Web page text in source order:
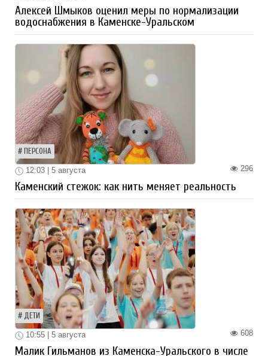
Алексей Шмыков оценил меры по нормализации
водоснабжения в Каменске-Уральском
ПЕРСОНА
296
12:03 | 5 августа
Каменский стежок: как нить меняет реальность
ДЕТИ
608
10:55 | 5 августа
Малик Гильманов из Каменска-Уральского в числе